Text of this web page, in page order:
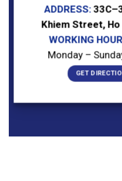
ADDRESS:
Khiem Street, Ho
WORKING
Monday –
GET